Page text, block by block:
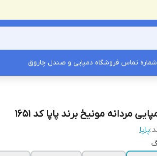
تماس فروشگاه دمپایی و صندل چاروق
مردانه مونیخ برند پاپا کد 1651
پاپا